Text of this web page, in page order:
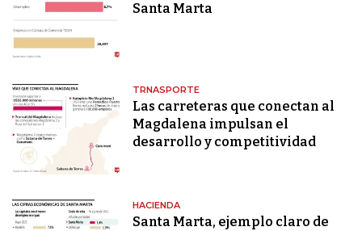
Santa Marta
TRNASPORTE
Las carreteras que conectan al
Magdalena impulsan el
desarrollo y competitividad
HACIENDA
Santa Marta, ejemplo claro de